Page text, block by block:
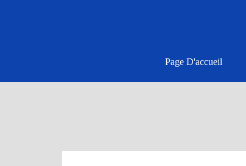
Page D'accueil